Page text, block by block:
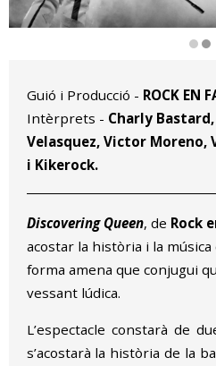
Guió i Producció - ROCK EN
Intèrprets - Charly
Velasquez, Victor Moreno,
i Kikerock.
Discovering Queen, de Rock
acostar la història i la música
forma amena que conjugui
vessant lúdica.
L’espectacle constarà de
s’acostarà la història de la